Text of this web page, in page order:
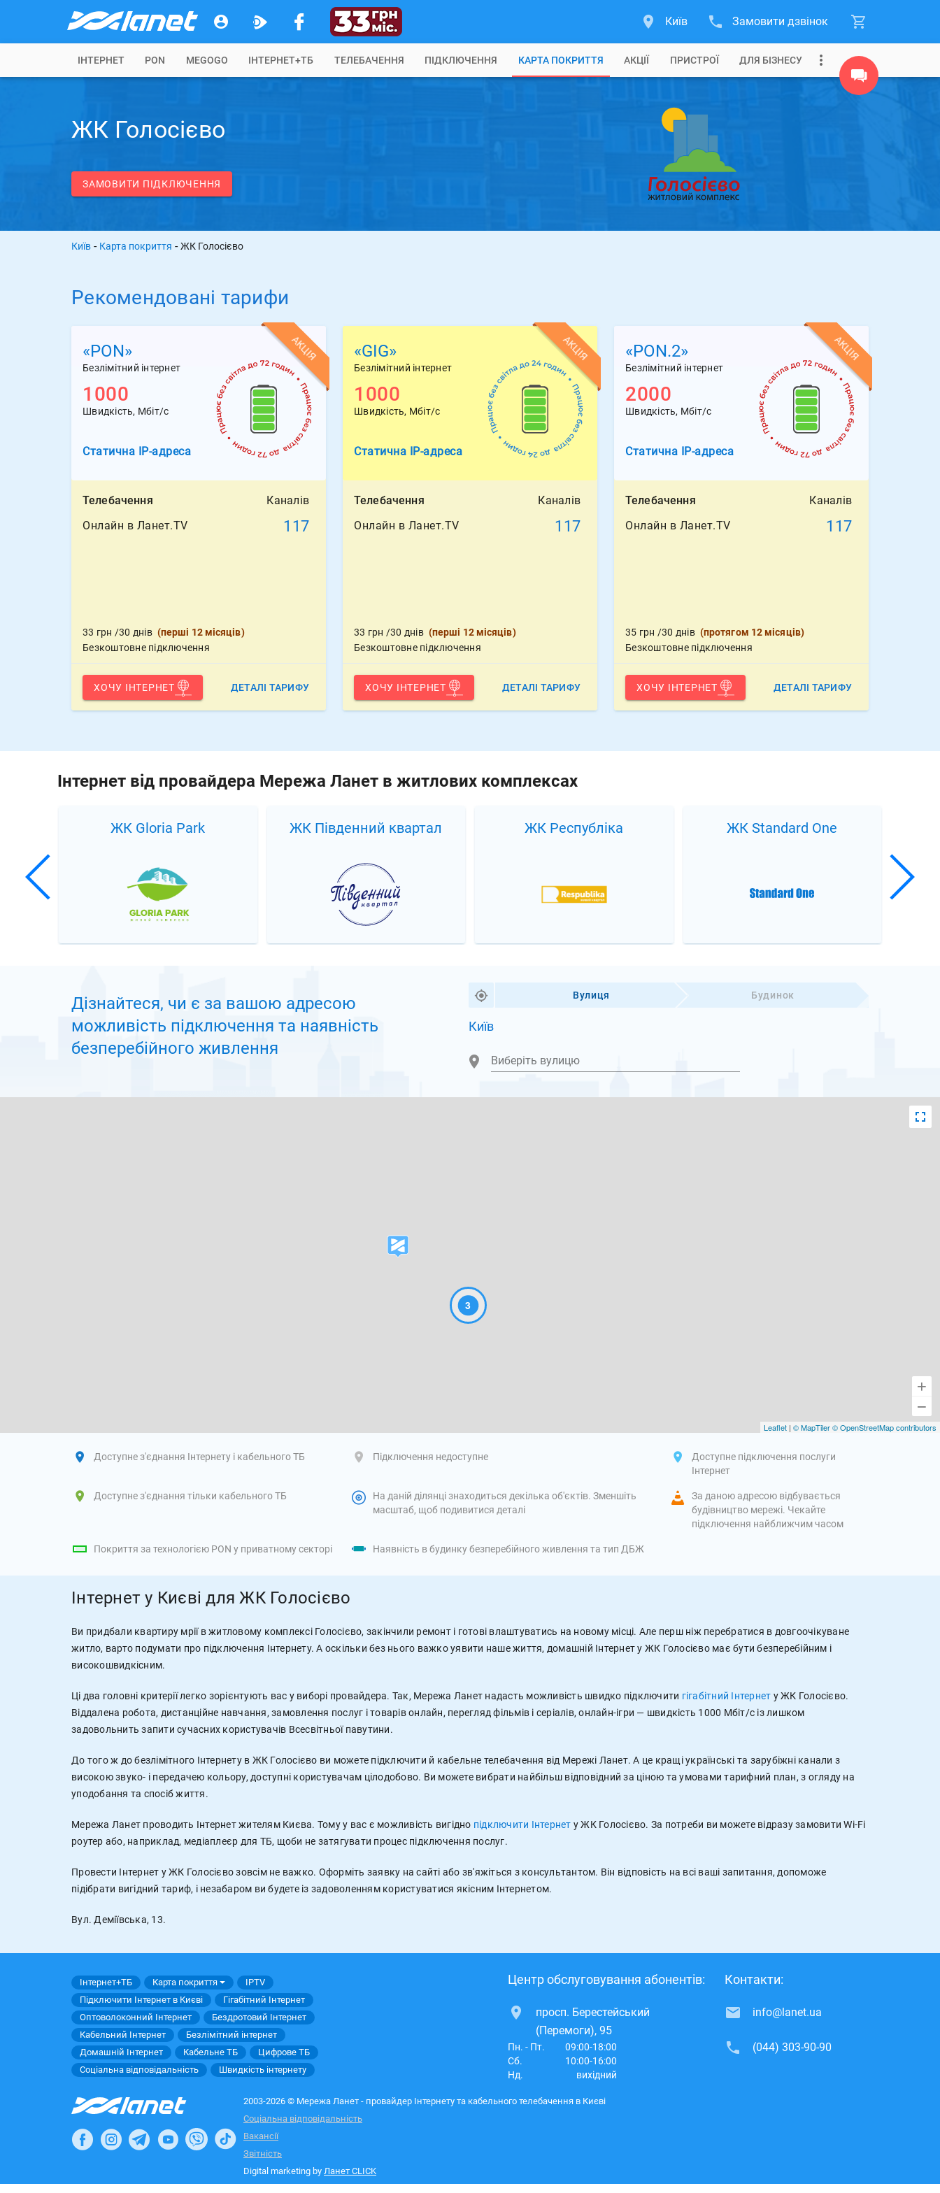
Київ Замовити дзвінок
IНТЕРНЕТ PON MEGOGO ІНТЕРНЕТ+ТБ ТЕЛЕБАЧЕННЯ ПІДКЛЮЧЕННЯ КАРТА ПОКРИТТЯ АКЦІЇ ПРИСТРОЇ ДЛЯ БІЗНЕСУ
ЖК Голосієво
ЗАМОВИТИ ПІДКЛЮЧЕННЯ
Київ - Карта покриття - ЖК Голосієво
Рекомендовані тарифи
АКЦІЯ
«PON»
Безлімітний інтернет
1000
Швидкість, Мбіт/с
Статична IP-адреса
Телебачення
Каналів
Онлайн в Ланет.TV
117
33 грн /30 днів (перші 12 місяців)
Безкоштовне підключення
ХОЧУ ІНТЕРНЕТ ДЕТАЛІ ТАРИФУ
АКЦІЯ
«GIG»
Безлімітний інтернет
1000
Швидкість, Мбіт/с
Статична IP-адреса
Телебачення
Каналів
Онлайн в Ланет.TV
117
33 грн /30 днів (перші 12 місяців)
Безкоштовне підключення
ХОЧУ ІНТЕРНЕТ ДЕТАЛІ ТАРИФУ
АКЦІЯ
«PON.2»
Безлімітний інтернет
2000
Швидкість, Мбіт/с
Статична IP-адреса
Телебачення
Каналів
Онлайн в Ланет.TV
117
35 грн /30 днів (протягом 12 місяців)
Безкоштовне підключення
ХОЧУ ІНТЕРНЕТ ДЕТАЛІ ТАРИФУ
Інтернет від провайдера Мережа Ланет в житлових комплексах
ЖК Gloria Park ЖК Південний квартал ЖК Республіка ЖК Standard One
Дізнайтеся, чи є за вашою адресою
можливiсть підключення та наявність
безперебійного живлення
Вулиця Будинок
Київ
Виберіть вулицю
3
Leaflet | © MapTiler© OpenStreetMap contributors
Доступне з'єднання Інтернету і кабельного ТБ Підключення недоступне
Доступне підключення послуги
Інтернет
Доступне з'єднання тільки кабельного ТБ
На даній ділянці знаходиться декілька об'єктів. Зменшіть
масштаб, щоб подивитися деталі
За даною адресою відбувається
будівництво мережі. Чекайте
підключення найближчим часом
Покриття за технологією PON у приватному секторі Наявність в будинку безперебійного живлення та тип ДБЖ
Інтернет у Києві для ЖК Голосієво
Ви придбали квартиру мрії в житловому комплексі Голосієво, закінчили ремонт і готові влаштуватись на новому місці. Але перш ніж перебратися в довгоочікуване
житло, варто подумати про підключення Інтернету. А оскільки без нього важко уявити наше життя, домашній Інтернет у ЖК Голосієво має бути безперебійним і
високошвидкісним.
Ці два головні критерії легко зорієнтують вас у виборі провайдера. Так, Мережа Ланет надасть можливість швидко підключити гігабітний Інтернет у ЖК Голосієво.
Віддалена робота, дистанційне навчання, замовлення послуг і товарів онлайн, перегляд фільмів і серіалів, онлайн-ігри — швидкість 1000 Мбіт/с із лишком
задовольнить запити сучасних користувачів Всесвітньої павутини.
До того ж до безлімітного Інтернету в ЖК Голосієво ви можете підключити й кабельне телебачення від Мережі Ланет. А це кращі українські та зарубіжні канали з
високою звуко- і передачею кольору, доступні користувачам цілодобово. Ви можете вибрати найбільш відповідний за ціною та умовами тарифний план, з огляду на
уподобання та спосіб життя.
Мережа Ланет проводить Інтернет жителям Києва. Тому у вас є можливість вигідно підключити Інтернет у ЖК Голосієво. За потреби ви можете відразу замовити Wi-Fi
роутер або, наприклад, медіаплеєр для ТБ, щоби не затягувати процес підключення послуг.
Провести Інтернет у ЖК Голосієво зовсім не важко. Оформіть заявку на сайті або зв'яжіться з консультантом. Він відповість на всі ваші запитання, допоможе
підібрати вигідний тариф, і незабаром ви будете із задоволенням користуватися якісним Інтернетом.
Вул. Деміївська, 13.
2003-2026 © Мережа Ланет - провайдер Інтернету та кабельного телебачення в Києві
Соціальна відповідальність
Вакансії
Звітність
Digital marketing by Ланет CLICK
Центр обслуговування абонентів:
просп. Берестейський
(Перемоги), 95
Пн. - Пт.
09:00-18:00
Сб.
10:00-16:00
Нд.
вихідний
Контакти:
info@lanet.ua
(044) 303-90-90
Інтернет+ТБ Карта покриття
IPTV
Підключити Інтернет в Києві
Гігабітний Інтернет
Оптоволоконний Інтернет
Бездротовий Інтернет
Кабельний Інтернет
Безлімітний інтернет
Домашній Інтернет
Кабельне ТБ
Цифрове ТБ
Соціальна відповідальність
Швидкість інтернету